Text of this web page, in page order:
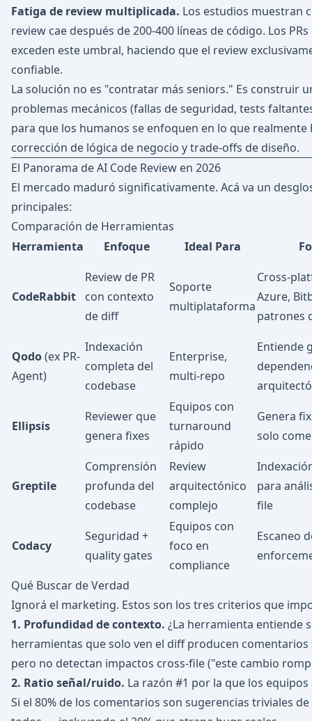
Fatiga de review multiplicada. Los estudios muestran
review cae después de 200-400 líneas de código. Los
exceden este umbral, haciendo que el review
confiable.
La solución no es "contratar más seniors." Es construir
problemas mecánicos (fallas de seguridad, tests
para que los humanos se enfoquen en lo que
corrección de lógica de negocio y trade-offs de diseño.
El Panorama de AI Code Review en 2026
El mercado maduró significativamente. Acá va un
principales:
Comparación de Herramientas
Herramienta
Enfoque Ideal Para
CodeRabbit
Review de PR
con contexto
de diff
Soporte
multiplataforma
Cross-
Azure,
patrones
Qodo(ex PR-
Agent)
Indexación
completa del
codebase
Enterprise,
multi-repo
Entiende
Ellipsis
Reviewer que
genera fixes
Equipos con
turnaround
rápido
Genera
solo
Greptile
Comprensión
profunda del
codebase
Review
arquitectónico
complejo
para
file
Codacy
Seguridad +
quality gates
Equipos con
foco en
compliance
Escaneo
Qué Buscar de Verdad
Ignorá el marketing. Estos son los tres criterios que
1. Profundidad de contexto. ¿La herramienta entiende
herramientas que solo ven el diff producen
pero no detectan impactos cross-file ("este cambio
2. Ratio señal/ruido. La razón #1 por la que los
Si el 80% de los comentarios son sugerencias triviales